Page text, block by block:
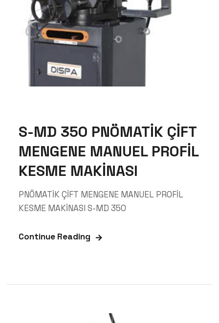
S-MD 350 PNÖMATİK ÇİFT
MENGENE MANUEL PROFİL
KESME MAKİNASI
PNÖMATİK ÇİFT MENGENE MANUEL PROFİL
KESME MAKİNASI S-MD 350
Continue Reading